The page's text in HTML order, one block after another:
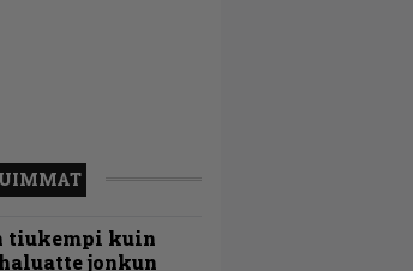
tiukempi kuin
jonkun